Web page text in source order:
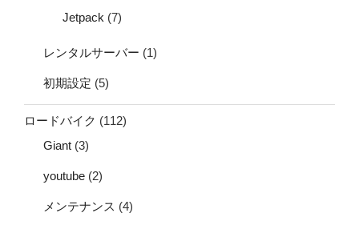
Jetpack (7)
レンタルサーバー (1)
初期設定 (5)
ロードバイク (112)
Giant (3)
youtube (2)
メンテナンス (4)